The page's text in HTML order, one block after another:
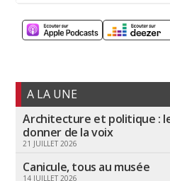
A LA UNE
Architecture et politique :
donner de la voix
21 JUILLET 2026
Canicule, tous au musée
14 JUILLET 2026